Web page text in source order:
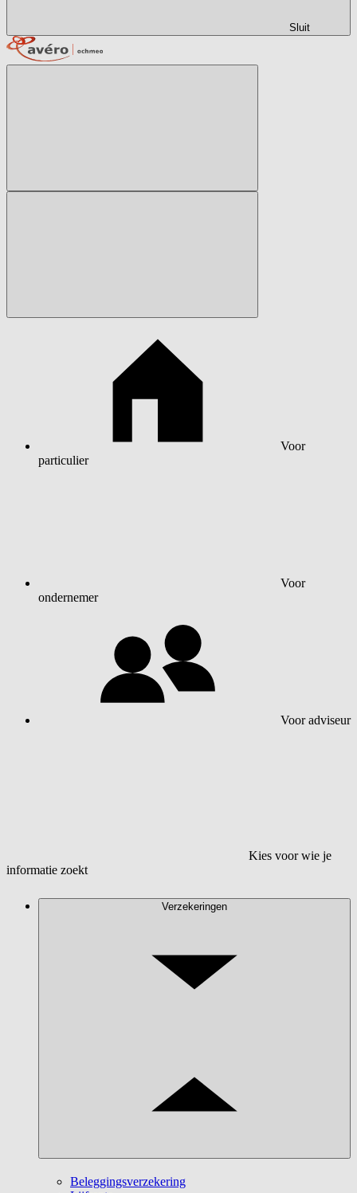
Sluit
Voor
particulier
Voor
ondernemer
Voor adviseur
Kies voor wie je
informatie zoekt
Verzekeringen
Beleggingsverzekering